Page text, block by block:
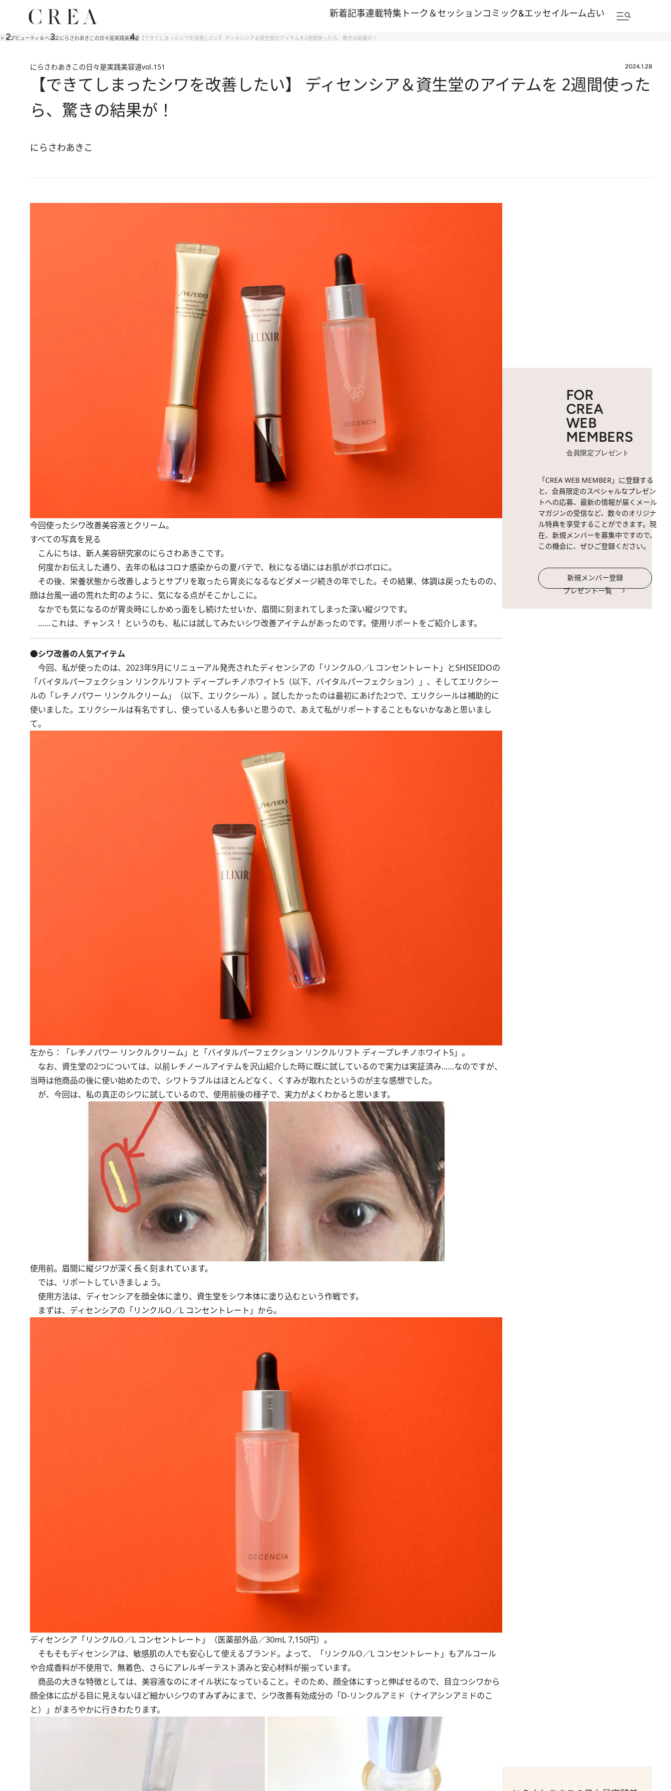
新着記事連載特集 トーク＆セッションコミック&エッセイルーム占い
トップビューティ＆ヘルスにらさわあきこの日々是実践美容道 【できてしまったシワを改善したい】 ディセンシア＆資生堂のアイテムを2週間使ったら、驚きの結果が！
にらさわあきこの日々是実践美容道vol.151 2024.1.28
【できてしまったシワを改善したい】 ディセンシア＆資生堂のアイテムを 2週間使った
ら、驚きの結果が！
にらさわあきこ
今回使ったシワ改善美容液とクリーム。
すべての写真を見る
こんにちは、新人美容研究家のにらさわあきこです。
何度かお伝えした通り、去年の私はコロナ感染からの夏バテで、秋になる頃にはお肌がボロボロに。
その後、栄養状態から改善しようとサプリを取ったら胃炎になるなどダメージ続きの年でした。その結果、体調は戻ったものの、
顔は台風一過の荒れた町のように、気になる点がそこかしこに。
なかでも気になるのが胃炎時にしかめっ面をし続けたせいか、眉間に刻まれてしまった深い縦ジワです。
……これは、チャンス！ というのも、私には試してみたいシワ改善アイテムがあったのです。使用リポートをご紹介します。
●シワ改善の人気アイテム
今回、私が使ったのは、2023年9月にリニューアル発売されたディセンシアの「リンクルO／L コンセントレート」とSHISEIDOの
「バイタルパーフェクション リンクルリフト ディープレチノホワイト5（以下、バイタルパーフェクション）」、そしてエリクシー
ルの「レチノパワー リンクルクリーム」（以下、エリクシール）。試したかったのは最初にあげた2つで、エリクシールは補助的に
使いました。エリクシールは有名ですし、使っている人も多いと思うので、あえて私がリポートすることもないかなあと思いまし
て。
左から：「レチノパワー リンクルクリーム」と「バイタルパーフェクション リンクルリフト ディープレチノホワイト5」。
なお、資生堂の2つについては、 以前レチノールアイテムを沢山紹介した時に既に試しているので実力は実証済み……なのですが、
当時は他商品の後に使い始めたので、シワトラブルはほとんどなく、くすみが取れたというのが主な感想でした。
が、今回は、私の真正のシワに試しているので、使用前後の様子で、実力がよくわかると思います。
使用前。眉間に縦ジワが深く長く刻まれています。
では、リポートしていきましょう。
使用方法は、ディセンシアを顔全体に塗り、資生堂をシワ本体に塗り込むという作戦です。
まずは、ディセンシアの「リンクルO／L コンセントレート」から。
ディセンシア「リンクルO／L コンセントレート」（医薬部外品／30mL 7,150円）。
そもそもディセンシアは、敏感肌の人でも安心して使えるブランド。よって、「リンクルO／L コンセントレート」もアルコール
や合成香料が不使用で、無着色、さらにアレルギーテスト済みと安心材料が揃っています。
商品の大きな特徴としては、美容液なのにオイル状になっていること。そのため、顔全体にすっと伸ばせるので、目立つシワから
顔全体に広がる目に見えないほど細かいシワのすみずみにまで、シワ改善有効成分の「D-リンクルアミド（ナイアシンアミドのこ
と）」がまろやかに行きわたります。
FOR
CREA
WEB
MEMBERS
会員限定プレゼント
「CREA WEB MEMBER」に登録する
と、会員限定のスペシャルなプレゼン
トへの応募、最新の情報が届くメール
マガジンの受信など、数々のオリジナ
ル特典を享受することができます。現
在、新規メンバーを募集中ですので、
この機会に、ぜひご登録ください。
新規メンバー登録
プレゼント一覧